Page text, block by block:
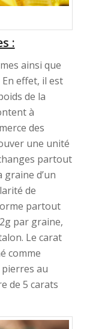
:
ainsi que
effet, il est
de la
à
des
une unité
partout
d’un
de
partout
par graine,
Le carat
comme
au
de 5 carats